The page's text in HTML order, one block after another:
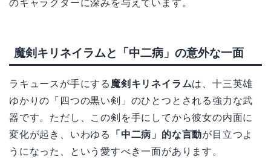
のキャラクターに深みを与えています。
魔剣キリネイラムと「中二病」の意外な一面
ラキュースが手にする 魔剣キリネイラムは、十三英雄
ゆかりの「四つの黒い剣」のひとつとされる強力な武
器です。ただし、この剣を手にしてから彼女の内面に
変化が起き、いわゆる
「中二病」的な言動が目立つよ
うになった、という愛すべき一面があります。